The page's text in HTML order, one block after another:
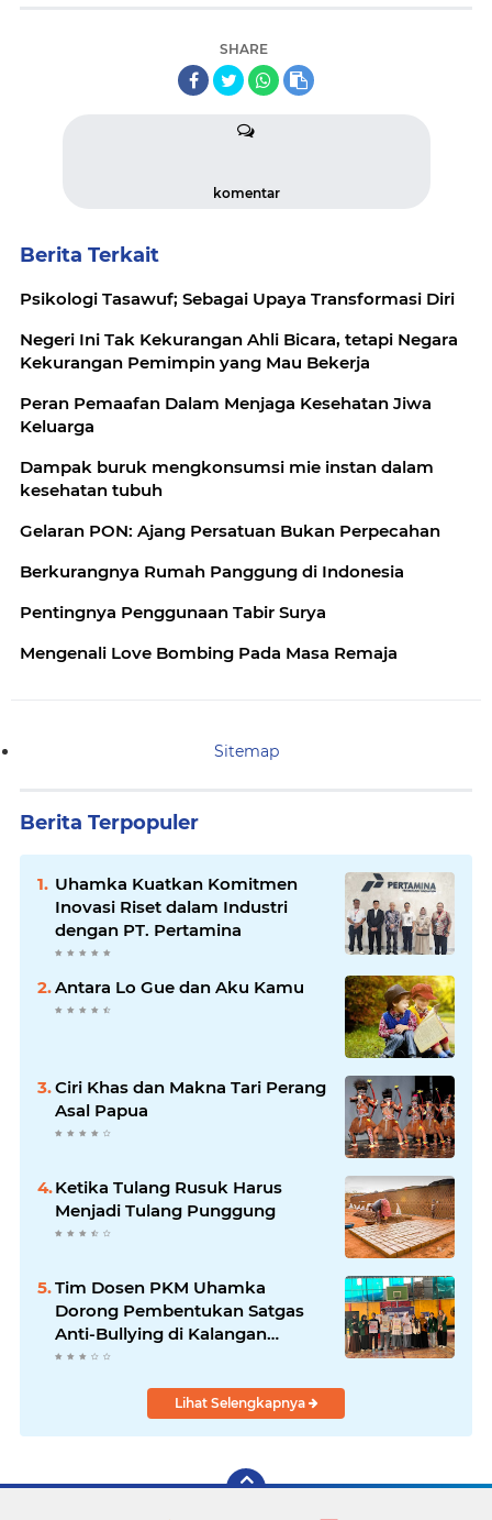
SHARE
komentar
Berita Terkait
Psikologi Tasawuf; Sebagai Upaya Transformasi Diri
Negeri Ini Tak Kekurangan Ahli Bicara, tetapi Negara
Kekurangan Pemimpin yang Mau Bekerja
Peran Pemaafan Dalam Menjaga Kesehatan Jiwa
Keluarga
Dampak buruk mengkonsumsi mie instan dalam
kesehatan tubuh
Gelaran PON: Ajang Persatuan Bukan Perpecahan
Berkurangnya Rumah Panggung di Indonesia
Pentingnya Penggunaan Tabir Surya
Mengenali Love Bombing Pada Masa Remaja
Sitemap
Berita Terpopuler
Uhamka Kuatkan Komitmen
Inovasi Riset dalam Industri
dengan PT. Pertamina
Antara Lo Gue dan Aku Kamu
Ciri Khas dan Makna Tari Perang
Asal Papua
Ketika Tulang Rusuk Harus
Menjadi Tulang Punggung
Tim Dosen PKM Uhamka
Dorong Pembentukan Satgas
Anti-Bullying di Kalangan
Remaja
Lihat Selengkapnya